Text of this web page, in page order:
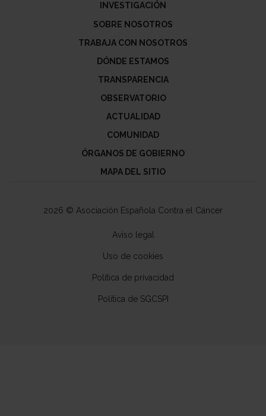
INVESTIGACIÓN
SOBRE NOSOTROS
TRABAJA CON NOSOTROS
DÓNDE ESTAMOS
TRANSPARENCIA
OBSERVATORIO
ACTUALIDAD
COMUNIDAD
ÓRGANOS DE GOBIERNO
MAPA DEL SITIO
2026 © Asociación Española Contra el Cáncer
Aviso legal
Uso de cookies
Política de privacidad
Política de SGCSPI